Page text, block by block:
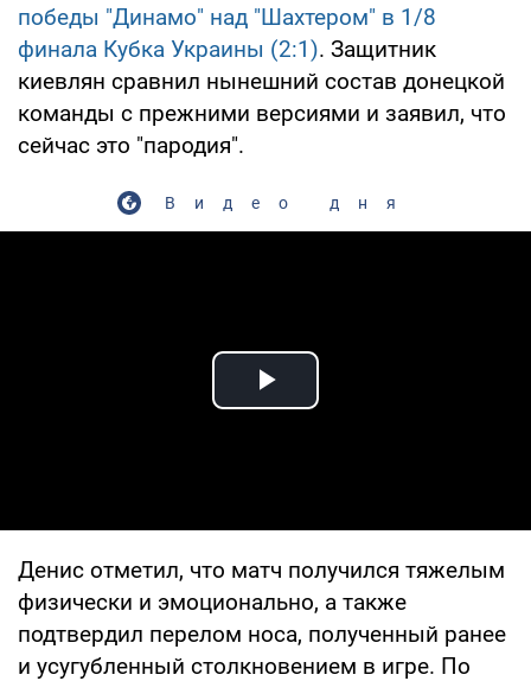
победы "Динамо" над "Шахтером" в 1/8
финала Кубка Украины (2:1). Защитник
киевлян сравнил нынешний состав донецкой
команды с прежними версиями и заявил, что
сейчас это "пародия".
Видео дня
Play Video
Денис отметил, что матч получился тяжелым
физически и эмоционально, а также
подтвердил перелом носа, полученный ранее
и усугубленный столкновением в игре. По